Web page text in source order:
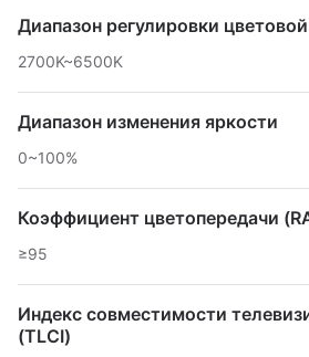
Диапазон регулировки
2700K~6500K
Диапазон изменения яркости
0~100%
Коэффициент цветопередачи
≥95
Индекс совместимости
(TLCI)